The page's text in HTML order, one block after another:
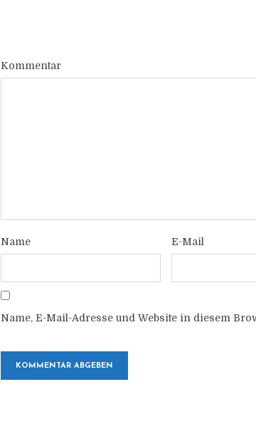
Kommentar
Name E-Mail
Name, E-Mail-Adresse und Website in diesem